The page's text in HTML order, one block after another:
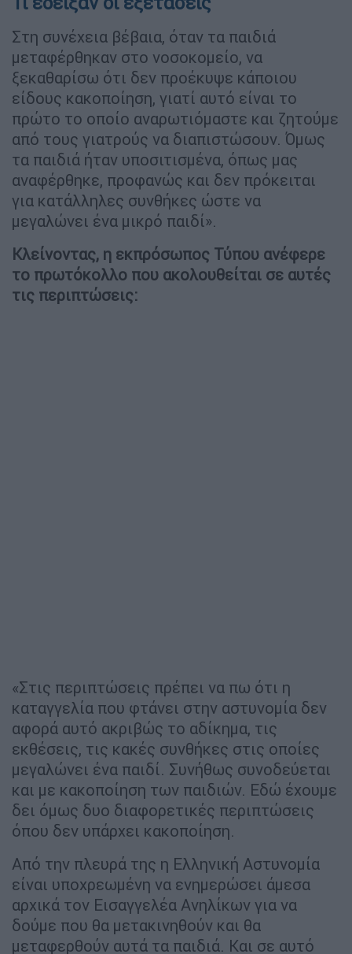
Στη συνέχεια βέβαια, όταν τα παιδιά
μεταφέρθηκαν στο νοσοκομείο, να
ξεκαθαρίσω ότι δεν προέκυψε κάποιου
είδους κακοποίηση, γιατί αυτό είναι το
πρώτο το οποίο αναρωτιόμαστε και ζητούμε
από τους γιατρούς να διαπιστώσουν. Όμως
τα παιδιά ήταν υποσιτισμένα, όπως μας
αναφέρθηκε, προφανώς και δεν πρόκειται
για κατάλληλες συνθήκες ώστε να
μεγαλώνει ένα μικρό παιδί».
Κλείνοντας, η εκπρόσωπος Τύπου ανέφερε
το πρωτόκολλο που ακολουθείται σε αυτές
τις περιπτώσεις:
«Στις περιπτώσεις πρέπει να πω ότι η
καταγγελία που φτάνει στην αστυνομία δεν
αφορά αυτό ακριβώς το αδίκημα, τις
εκθέσεις, τις κακές συνθήκες στις οποίες
μεγαλώνει ένα παιδί. Συνήθως συνοδεύεται
και με κακοποίηση των παιδιών. Εδώ έχουμε
δει όμως δυο διαφορετικές περιπτώσεις
όπου δεν υπάρχει κακοποίηση.
Από την πλευρά της η Ελληνική Αστυνομία
είναι υποχρεωμένη να ενημερώσει άμεσα
αρχικά τον Εισαγγελέα Ανηλίκων για να
δούμε που θα μετακινηθούν και θα
μεταφερθούν αυτά τα παιδιά. Και σε αυτό